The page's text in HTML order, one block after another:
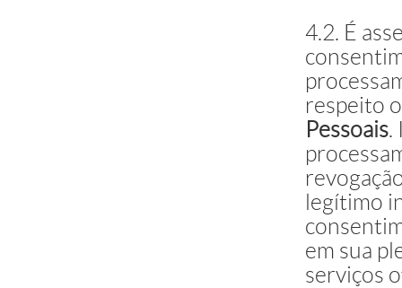
4.2. É
respeito
Pessoais.
legítimo
em sua
serviços